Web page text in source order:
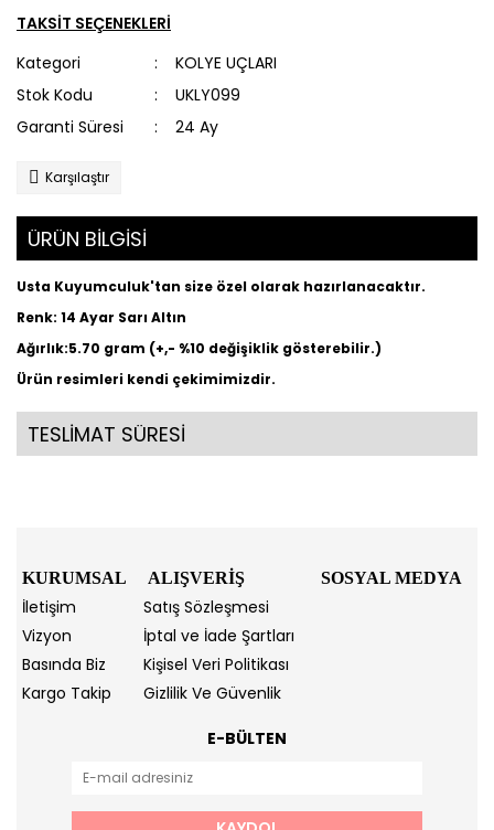
TAKSİT SEÇENEKLERİ
Kategori
KOLYE UÇLARI
Stok Kodu
UKLY099
Garanti Süresi
24 Ay
Karşılaştır
ÜRÜN BİLGİSİ
Usta Kuyumculuk'tan size özel olarak hazırlanacaktır.
Renk: 14 Ayar Sarı Altın
Ağırlık:5.70 gram (+,- %10 değişiklik gösterebilir.)
Ürün resimleri kendi çekimimizdir.
TESLİMAT SÜRESİ
KURUMSAL ALIŞVERİŞ SOSYAL MEDYA
İletişim
Satış Sözleşmesi
Vizyon
İptal ve İade Şartları
Basında Biz
Kişisel Veri Politikası
Kargo Takip
Gizlilik Ve Güvenlik
E-BÜLTEN